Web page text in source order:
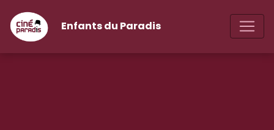
Enfants du Paradis